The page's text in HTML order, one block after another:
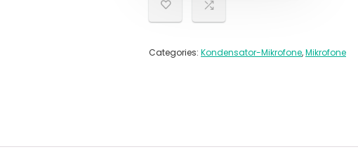
Categories: Kondensator-Mikrofone,Mikrofone